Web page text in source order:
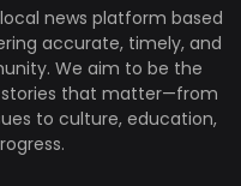
news platform based
accurate, timely, and
We aim to be the
that matter—from
to culture, education,